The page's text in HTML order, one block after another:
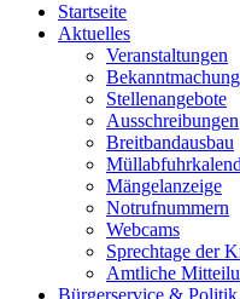
Startseite
Aktuelles
Veranstaltungen
Stellenangebote
Ausschreibungen
Breitbandausbau
Mängelanzeige
Notrufnummern
Webcams
Sprechtage der
Amtliche
Bürgerservice & Politik